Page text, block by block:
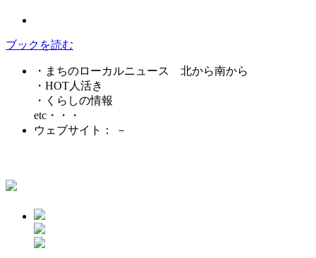
ブックを読む
・まちのローカルニュース 北から南から
・HOT人活き
・くらしの情報
etc・・・
ウェブサイト： －